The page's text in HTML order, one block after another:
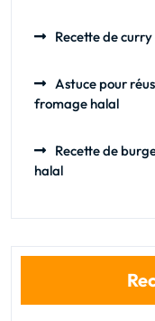
Recette de
Astuce pour
fromage halal
Recette de
halal